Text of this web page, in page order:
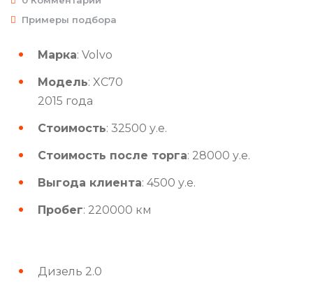
Примеры подбора
Марка: Volvo
Модель: XC70
2015 года
Стоимость: 32500 у.е.
Стоимость после торга: 28000 у.е.
Выгода клиента: 4500 у.е.
Пробег: 220000 км
Дизель 2.0